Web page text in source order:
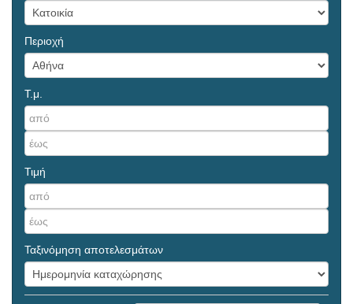
Περιοχή
Τ.μ.
Τιμή
Ταξινόμηση αποτελεσμάτων